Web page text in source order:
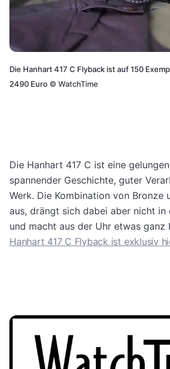
Die Hanhart 417 C Flyback ist auf 150
2490 Euro © WatchTime
Die Hanhart 417 C ist eine
spannender Geschichte, guter
Werk. Die Kombination von Bronze
aus, drängt sich dabei aber nicht in
und macht aus der Uhr etwas ganz
Hanhart 417 C Flyback ist exklusiv